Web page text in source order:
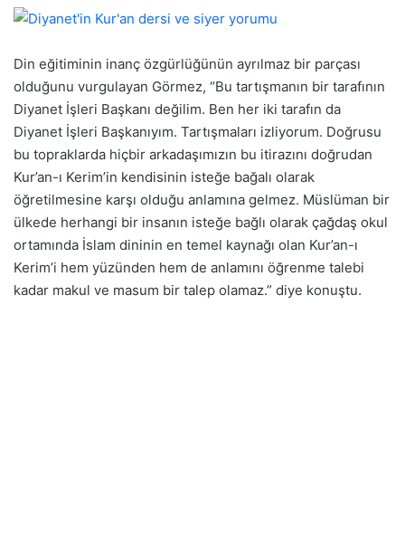
Din eğitiminin inanç özgürlüğünün ayrılmaz bir parçası
olduğunu vurgulayan Görmez, “Bu tartışmanın bir tarafının
Diyanet İşleri Başkanı değilim. Ben her iki tarafın da
Diyanet İşleri Başkanıyım. Tartışmaları izliyorum. Doğrusu
bu topraklarda hiçbir arkadaşımızın bu itirazını doğrudan
Kur’an-ı Kerim’in kendisinin isteğe bağalı olarak
öğretilmesine karşı olduğu anlamına gelmez. Müslüman bir
ülkede herhangi bir insanın isteğe bağlı olarak çağdaş okul
ortamında İslam dininin en temel kaynağı olan Kur’an-ı
Kerim’i hem yüzünden hem de anlamını öğrenme talebi
kadar makul ve masum bir talep olamaz.” diye konuştu.